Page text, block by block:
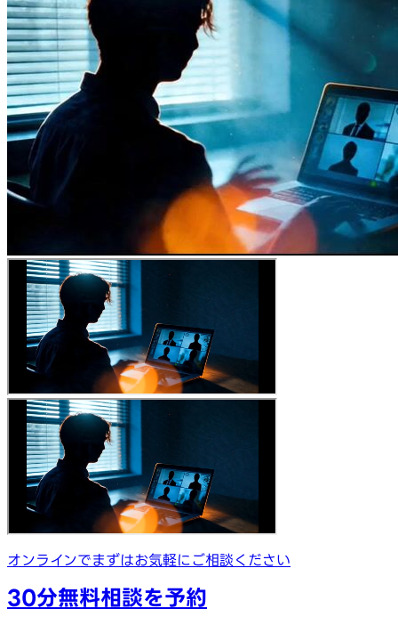
オンラインでまずはお気軽にご相談ください
30分無料相談を予約